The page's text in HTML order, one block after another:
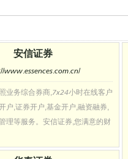
安信证券
www.essences.com.cn/
业务综合券商,7x24小时在线客户
户,证券开户,基金开户,融资融券,
理等服务。安信证券,您满意的财